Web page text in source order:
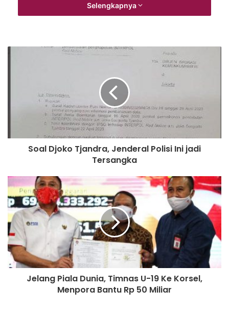
khususnya Dinas Pendidikan, untuk membentuk kampung I
mengajar. Sehingga tidak ada alasan lagi terkendali belajar
online virtual karena keterbatasan kuota pulsa,” ujar wakil
Kampung IT Daring, lanjut Alfian, memiliki banyak manfaat.
Tidak hanya mempermudah proses belaja mengajar siswa,
namun juga meningkatkan kapasitas masyarakat
khususnya juga kaum muda untuk berkreasi dalam
mengikuti perkembangan zaman dunia digital.
Selengkapnya
Soal Djoko Tjandra, Jenderal Polisi Ini jadi
Tersangka
Jelang Piala Dunia, Timnas U-19 Ke Korsel,
Menpora Bantu Rp 50 Miliar